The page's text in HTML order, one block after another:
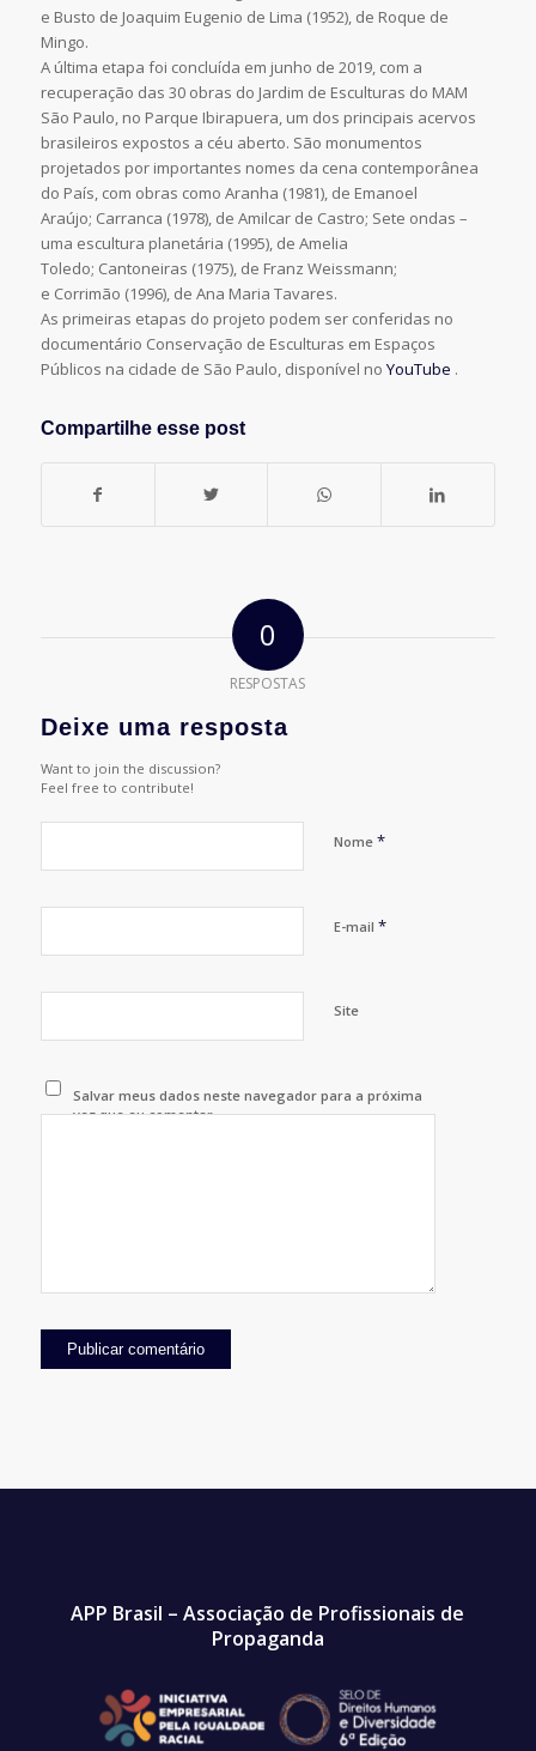
e Busto de Joaquim Eugenio de Lima (1952), de Roque de
Mingo.
A última etapa foi concluída em junho de 2019, com a
recuperação das 30 obras do Jardim de Esculturas do MAM
São Paulo, no Parque Ibirapuera, um dos principais acervos
brasileiros expostos a céu aberto. São monumentos
projetados por importantes nomes da cena contemporânea
do País, com obras como Aranha (1981), de Emanoel
Araújo; Carranca (1978), de Amilcar de Castro; Sete ondas –
uma escultura planetária (1995), de Amelia
Toledo; Cantoneiras (1975), de Franz Weissmann;
e Corrimão (1996), de Ana Maria Tavares.
As primeiras etapas do projeto podem ser conferidas no
documentário Conservação de Esculturas em Espaços
Públicos na cidade de São Paulo, disponível no YouTube .
Compartilhe esse post
0
RESPOSTAS
Deixe uma resposta
Want to join the discussion?
Feel free to contribute!
Nome *
E-mail *
Site
Salvar meus dados neste navegador para a próxima
vez que eu comentar.
APP Brasil – Associação de Profissionais de
Propaganda